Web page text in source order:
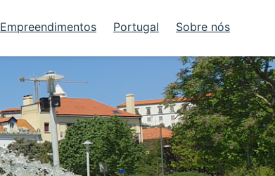
Empreendimentos Portugal Sobre nós